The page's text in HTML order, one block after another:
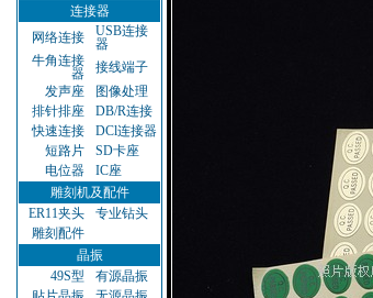
连接器
网络连接
USB连接
器
牛角连接
器
接线端子
发声座
图像处理
排针排座
DB/R连接
快速连接
DCl连接器
短路片
SD卡座
电位器
IC座
雕刻机及配件
ER11夹头
专业钻头
雕刻配件
晶振
49S型
有源晶振